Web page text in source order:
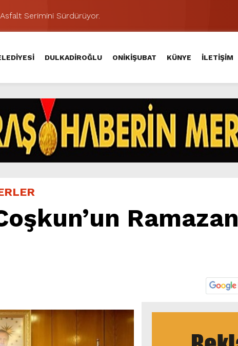
Serimini Sürdürüyor.
Asfalta Hazırlıyor.
Yol Yatırımı.
Bir Aradaydı.
Akıcı Hale Geliyor.
Bulacak
– Ali Kayası Etabıyla Başlıyor.
Yaşattı.
Nefes Kesti.
DULKADİROĞLU ONİKİŞUBAT KÜNYE İLETİŞİM
Ramazan